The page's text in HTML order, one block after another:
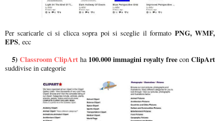
Per scaricarle ci si clicca sopra poi si sceglie il formato PNG, WMF,
EPS, ecc
5)Classroom ClipArt ha100.000 immagini royalty free con ClipArt
suddivise in categorie